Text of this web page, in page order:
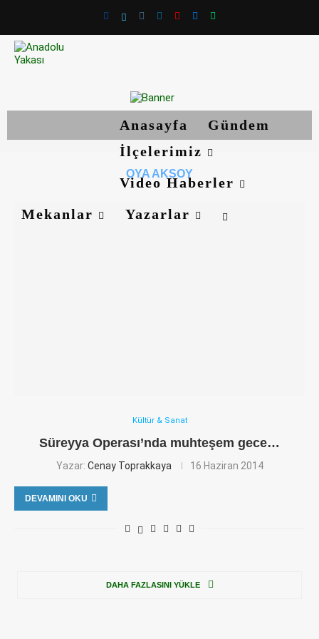
Anasayfa
Gündem
İlçelerimiz
Video Haberler
Mekanlar
Yazarlar
OYA AKSOY
Kültür & Sanat
Süreyya Operası’nda muhteşem gece…
Yazar: Cenay Toprakkaya 16 Haziran 2014
DEVAMINI OKU
DAHA FAZLASINI YÜKLE